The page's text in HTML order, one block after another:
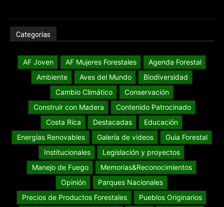
Categorías
AF Joven AF Mujeres Forestales
Agenda Forestal
Ambiente
Aves del Mundo
Biodiversidad
Cambio Climático
Conservación
Construir con Madera
Contenido Patrocinado
Costa Rica
Destacadas
Educación
Energías Renovables
Galería de videos
Guia Forestal
Institucionales
Legislación y proyectos
Manejo de Fuego
Memorias&Reconocimientos
Opinión
Parques Nacionales
Precios de Productos Forestales
Pueblos Originarios